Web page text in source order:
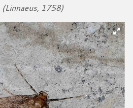
(Linnaeus, 1758)